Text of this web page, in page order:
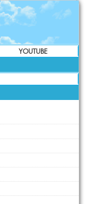
YOUTUBE